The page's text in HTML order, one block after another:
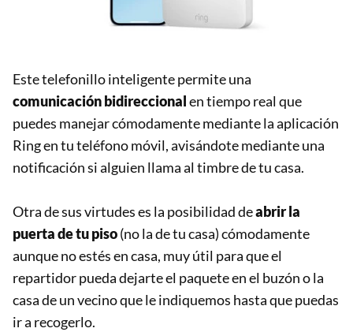
Este telefonillo inteligente permite una
comunicación bidireccionalen tiempo real que
puedes manejar cómodamente mediante la aplicación
Ring en tu teléfono móvil, avisándote mediante una
notificación si alguien llama al timbre de tu casa.
Otra de sus virtudes es la posibilidad deabrir la
puerta de tu piso(no la de tu casa) cómodamente
aunque no estés en casa, muy útil para que el
repartidor pueda dejarte el paquete en el buzón o la
casa de un vecino que le indiquemos hasta que puedas
ir a recogerlo.